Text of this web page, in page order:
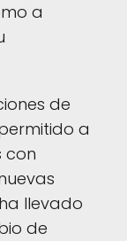
a
de
a
con
llevado
de